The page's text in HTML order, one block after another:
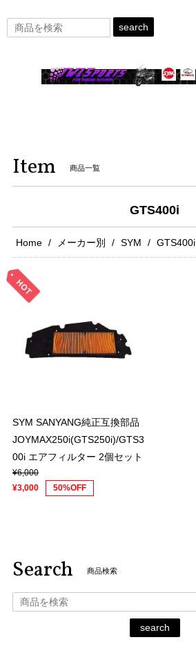
search
Item 商品一覧
GTS400i
Home メーカー別 SYM GTS400i
SYM SANYANG純正互換部品
JOYMAX250i(GTS250i)/GTS3
00i エアフィルター 2個セット
¥6,000
¥3,000
50%OFF
Search 商品検索
search